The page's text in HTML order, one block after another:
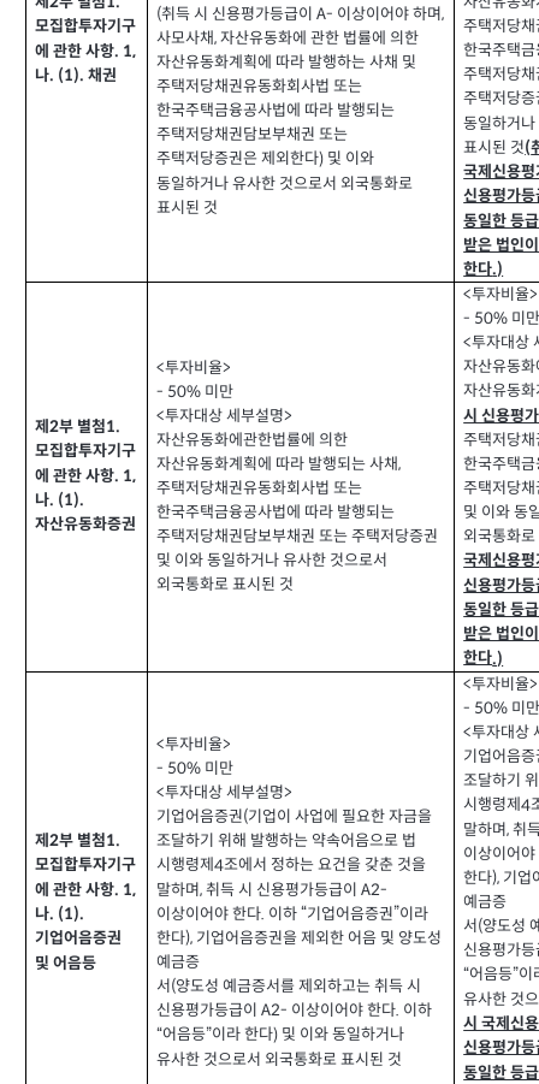
모집합투자기구
에 관한 사항. 1,
나. (1).채권
(취득 시 신용평가등급이 A- 이상이어야 하며,
사모사채,자산유동화에 관한 법률에 의한
자산유동화계획에 따라 발행하는 사채 및
주택저당채권유동화회사법 또는
한국주택금융공사법에 따라 발행되는
주택저당채권담보부채권 또는
주택저당증권은 제외한다) 및 이와
동일하거나 유사한 것으로서 외국통화로
표시된 것
주택저당
한국주택
주택저당
주택저당
동일하거
표시된 것(
국제신용
신용평가
동일한 등
받은 법인
한다.)
제2부 별첨1.
모집합투자기구
에 관한 사항. 1,
나. (1).
자산유동화증권
<투자비율>
- 50% 미만
<투자대상 세부설명>
자산유동화에관한법률에 의한
자산유동화계획에 따라 발행되는 사채,
주택저당채권유동화회사법 또는
한국주택금융공사법에 따라 발행되는
주택저당채권담보부채권 또는 주택저당증권
및 이와 동일하거나 유사한 것으로서
외국통화로 표시된 것
<투자비율>
- 50% 미
<투자대상
자산유동
자산유동
시 신용평
주택저당
한국주택
주택저당
및 이와 동
외국통화
국제신용
신용평가
동일한 등
받은 법인
한다.)
제2부 별첨1.
모집합투자기구
에 관한 사항. 1,
나. (1).
기업어음증권
및 어음등
<투자비율>
- 50% 미만
<투자대상 세부설명>
기업어음증권(기업이 사업에 필요한 자금을
조달하기 위해 발행하는 약속어음으로 법
시행령제4조에서 정하는 요건을 갖춘 것을
말하며,취득 시 신용평가등급이 A2-
이상이어야 한다. 이하“기업어음증권”이라
한다), 기업어음증권을 제외한 어음 및 양도성
예금증
서(양도성 예금증서를 제외하고는 취득 시
신용평가등급이 A2- 이상이어야 한다. 이하
“어음등”이라 한다) 및 이와 동일하거나
유사한 것으로서 외국통화로 표시된 것
<투자비율>
- 50% 미
<투자대상
기업어음증
조달하기
시행령제4
말하며,취
이상이어
한다), 기업
예금증
서(양도성
신용평가
“어음등”이
유사한 것
시 국제신
신용평가
동일한 등